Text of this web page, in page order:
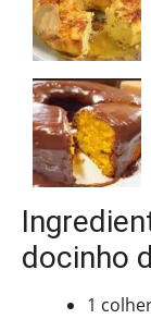
docinho
1